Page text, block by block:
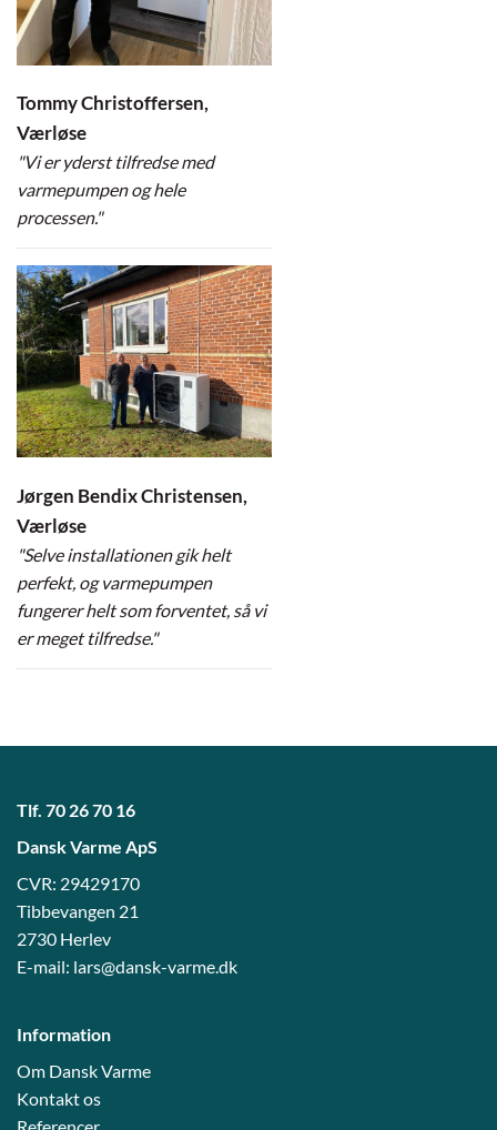
Tommy Christoffersen,
Værløse
"Vi er yderst tilfredse med
varmepumpen og hele
processen."
Jørgen Bendix Christensen,
Værløse
"Selve installationen gik helt
perfekt, og varmepumpen
fungerer helt som forventet, så vi
er meget tilfredse."
Tlf. 70 26 70 16
Dansk Varme ApS
CVR: 29429170
Tibbevangen 21
2730 Herlev
E-mail: lars@dansk-varme.dk
Information
Om Dansk Varme
Kontakt os
Referencer